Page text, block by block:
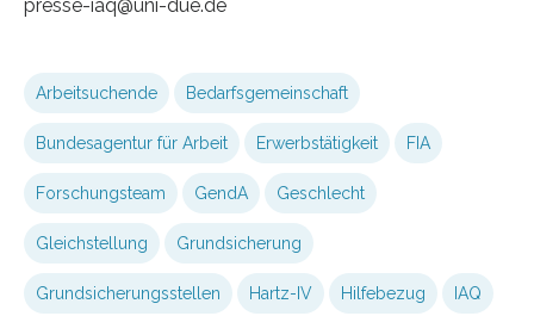
presse-iaq@uni-due.de
Arbeitsuchende Bedarfsgemeinschaft
Bundesagentur für Arbeit Erwerbstätigkeit FIA
Forschungsteam GendA Geschlecht
Gleichstellung Grundsicherung
Grundsicherungsstellen Hartz-IV Hilfebezug IAQ